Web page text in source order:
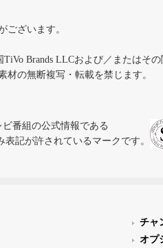
ございます。
Brands LLCおよび／またはそ
の無断複写・転載を禁じます。
番組の公式情報である
表記が許されているマークです。
チャ
オプ